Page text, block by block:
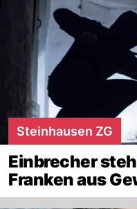
Steinhausen ZG
Einbrecher
Franken aus